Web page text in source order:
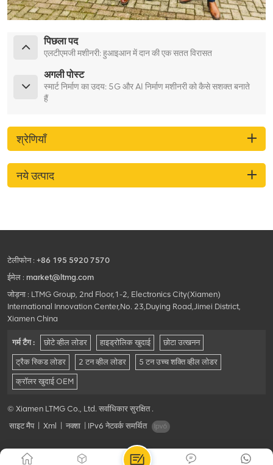
पिछला पद
एलटीएमजी मशीनरी: हुआइआन में दान की एक सतत विरासत
अगली पोस्ट
स्मार्ट निर्माण का उदय: 5G और AI निर्माण मशीनरी को कैसे सशक्त बनाते
हैं
श्रेणियाँ
नये उत्पाद
टेलीफोन : +86 195 5920 7570
ईमेल : market@ltmg.com
जोड़ना : LTMG Group, 2nd Floor,1-2, Electronics City(Xiamen)
International Innovation Center,No. 23,Duying Road,Jimei District,
Xiamen China
गर्म टैग : छोटे व्हील लोडर हाइड्रोलिक खुदाई छोटा उत्खनन
ट्रैक स्किड लोडर 2 टन व्हील लोडर 5 टन उच्च शक्ति व्हील लोडर
क्रॉलर खुदाई OEM
© Xiamen LTMG Co., Ltd. सर्वाधिकार सुरक्षित .
साइट मैप
Xml नक्शा IPv6 नेटवर्क समर्थित